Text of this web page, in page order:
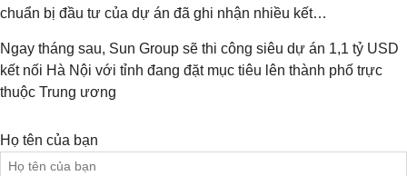
chuẩn bị đầu tư của dự án đã ghi nhận nhiều kết…
Ngay tháng sau, Sun Group sẽ thi công siêu dự án 1,1 tỷ USD
kết nối Hà Nội với tỉnh đang đặt mục tiêu lên thành phố trực
thuộc Trung ương
Họ tên của bạn